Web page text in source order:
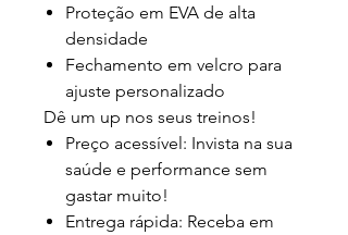
Proteção em EVA de alta
densidade
Fechamento em velcro para
ajuste personalizado
Dê um up nos seus treinos!
Preço acessível: Invista na sua
saúde e performance sem
gastar muito!
Entrega rápida: Receba em